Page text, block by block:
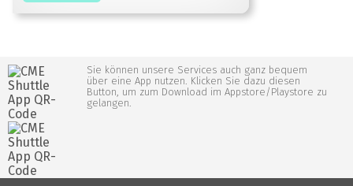
Sie können unsere Services auch ganz bequem
über eine App nutzen. Klicken Sie dazu diesen
Button, um zum Download im Appstore/Playstore zu
gelangen.
Mit dem CMEducation.de-Newsletter erhalten Sie
regelmäßige Informationen zu neuen
E-Mail*